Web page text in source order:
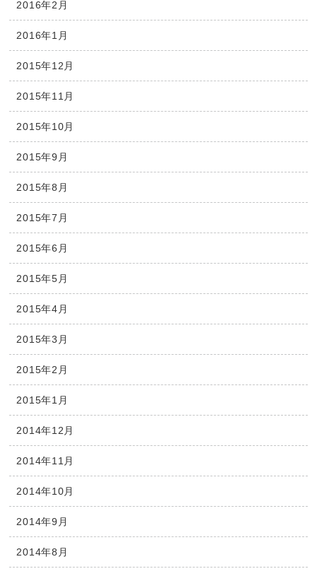
2016年2月
2016年1月
2015年12月
2015年11月
2015年10月
2015年9月
2015年8月
2015年7月
2015年6月
2015年5月
2015年4月
2015年3月
2015年2月
2015年1月
2014年12月
2014年11月
2014年10月
2014年9月
2014年8月